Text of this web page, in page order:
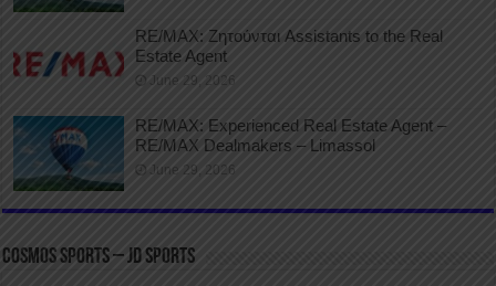
RE/MAX: Ζητούνται Assistants to the Real
Estate Agent
June 29, 2026
RE/MAX: Experienced Real Estate Agent –
RE/MAX Dealmakers – Limassol
June 29, 2026
COSMOS SPORTS – JD SPORTS